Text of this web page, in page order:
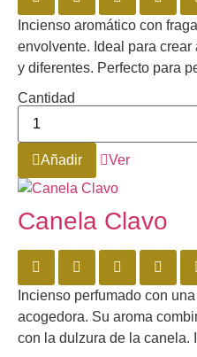
Incienso aromático con
envolvente. Ideal para
y diferentes. Perfecto para
Cantidad
Añadir Ver
Canela Clavo
Incienso perfumado con
acogedora. Su aroma
con la dulzura de la canela.